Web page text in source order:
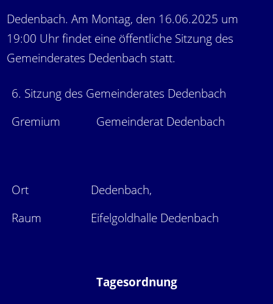
Dedenbach. Am Montag, den 16.06.2025 um
19:00 Uhr findet eine öffentliche Sitzung des
Gemeinderates Dedenbach statt.
6. Sitzung des Gemeinderates Dedenbach
Gremium
Gemeinderat Dedenbach
Ort
Dedenbach,
Raum
Eifelgoldhalle Dedenbach
Tagesordnung